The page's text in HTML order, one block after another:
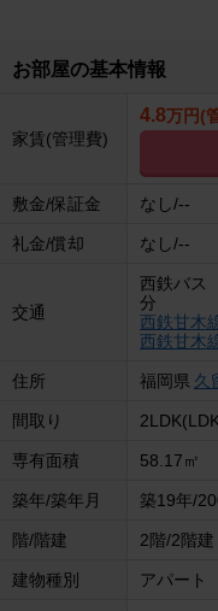
お部屋の基本情報
家賃(管理費)
4.8万円(
敷金/保証金 なし/--
礼金/償却 なし/--
交通
西鉄バス
分
西鉄甘木
西鉄甘木
住所 福岡県 久
間取り
専有面積 58.17㎡
築年/築年月 築19年/
階/階建 2階/2階建
建物種別 アパート